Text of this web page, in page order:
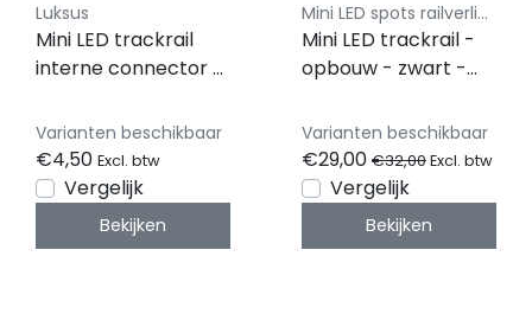
Luksus
Mini LED trackrail
interne connector -
TQS-INTERNE-
CONNECTOR
Varianten beschikbaar
€4,50 Excl. btw
Vergelijk
Bekijken
Mini LED spots railverlichting - Luksus
Mini LED trackrail -
opbouw - zwart -
Varianten beschikbaar
€29,00 €32,00Excl. btw
Vergelijk
Bekijken